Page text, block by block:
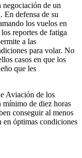
de un
En defensa de su
los vuelos en
reportes de fatiga
a las
para volar. No
casos en que los
que les
Aviación de los
de diez horas
conseguir al menos
en óptimas condiciones